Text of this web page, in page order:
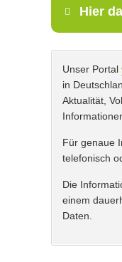
Hier
Unser Portal
in
Aktualität,
Für genaue
telefonisch
Die
einem
Daten.